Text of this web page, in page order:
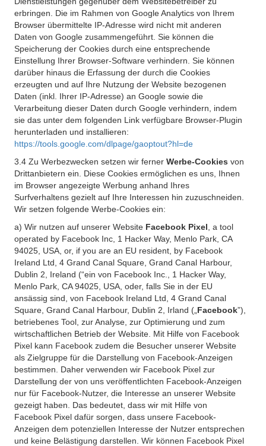
erbringen. Die im Rahmen von Google Analytics von Ihrem
Browser übermittelte IP-Adresse wird nicht mit anderen
Daten von Google zusammengeführt. Sie können die
Speicherung der Cookies durch eine entsprechende
Einstellung Ihrer Browser-Software verhindern. Sie können
darüber hinaus die Erfassung der durch die Cookies
erzeugten und auf Ihre Nutzung der Website bezogenen
Daten (inkl. Ihrer IP-Adresse) an Google sowie die
Verarbeitung dieser Daten durch Google verhindern, indem
sie das unter dem folgenden Link verfügbare Browser-Plugin
herunterladen und installieren:
https://tools.google.com/dlpage/gaoptout?hl=de
3.4 Zu Werbezwecken setzen wir ferner Werbe-Cookies von
Drittanbietern ein. Diese Cookies ermöglichen es uns, Ihnen
im Browser angezeigte Werbung anhand Ihres
Surfverhaltens gezielt auf Ihre Interessen hin zuzuschneiden.
Wir setzen folgende Werbe-Cookies ein:
a) Wir nutzen auf unserer Website Facebook Pixel , a tool
operated by Facebook Inc, 1 Hacker Way, Menlo Park, CA
94025, USA, or, if you are an EU resident, by Facebook
Ireland Ltd, 4 Grand Canal Square, Grand Canal Harbour,
Dublin 2, Ireland (“ein von Facebook Inc., 1 Hacker Way,
Menlo Park, CA 94025, USA, oder, falls Sie in der EU
ansässig sind, von Facebook Ireland Ltd, 4 Grand Canal
Square, Grand Canal Harbour, Dublin 2, Irland („ Facebook”),
betriebenes Tool, zur Analyse, zur Optimierung und zum
wirtschaftlichen Betrieb der Website. Mit Hilfe von Facebook
Pixel kann Facebook zudem die Besucher unserer Website
als Zielgruppe für die Darstellung von Facebook-Anzeigen
bestimmen. Daher verwenden wir Facebook Pixel zur
Darstellung der von uns veröffentlichten Facebook-Anzeigen
nur für Facebook-Nutzer, die Interesse an unserer Website
gezeigt haben. Das bedeutet, dass wir mit Hilfe von
Facebook Pixel dafür sorgen, dass unsere Facebook-
Anzeigen dem potenziellen Interesse der Nutzer entsprechen
und keine Belästigung darstellen. Wir können Facebook Pixel